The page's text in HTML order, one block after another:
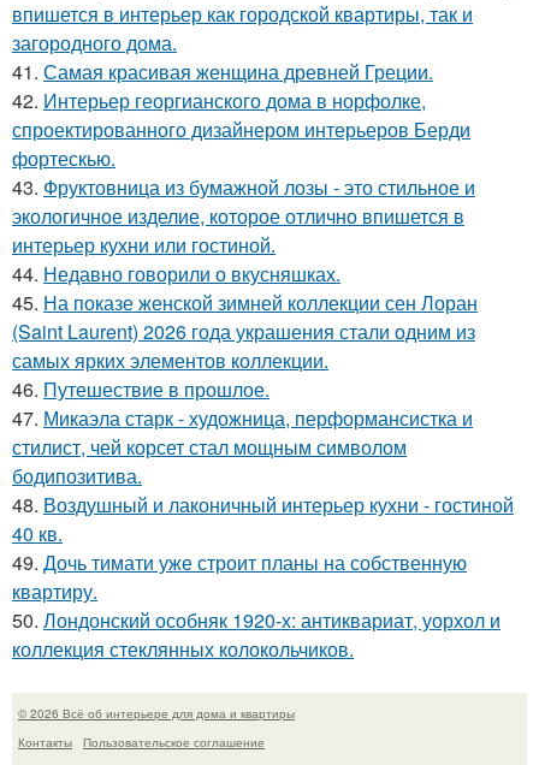
впишется в интерьер как городской квартиры, так и
загородного дома.
41. Самая красивая женщина древней Греции.
42. Интерьер георгианского дома в норфолке,
спроектированного дизайнером интерьеров Берди
фортескью.
43. Фруктовница из бумажной лозы - это стильное и
экологичное изделие, которое отлично впишется в
интерьер кухни или гостиной.
44. Недавно говорили о вкусняшках.
45. На показе женской зимней коллекции сен Лоран
(Saint Laurent) 2026 года украшения стали одним из
самых ярких элементов коллекции.
46. Путешествие в прошлое.
47. Микаэла старк - художница, перформансистка и
стилист, чей корсет стал мощным символом
бодипозитива.
48. Воздушный и лаконичный интерьер кухни - гостиной
40 кв.
49. Дочь тимати уже строит планы на собственную
квартиру.
50. Лондонский особняк 1920-х: антиквариат, уорхол и
коллекция стеклянных колокольчиков.
© 2026 Всё об интерьере для дома и квартиры
Контакты
Пользовательское соглашение